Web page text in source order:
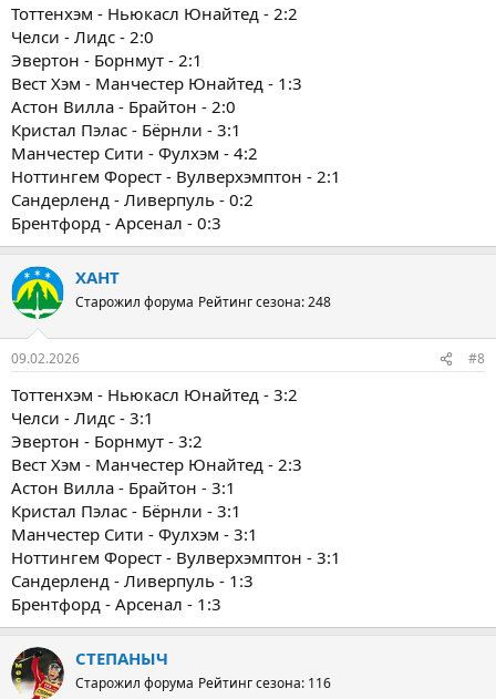
Тоттенхэм - Ньюкасл Юнайтед - 2:2
Челси - Лидс - 2:0
Эвертон - Борнмут - 2:1
Вест Хэм - Манчестер Юнайтед - 1:3
Астон Вилла - Брайтон - 2:0
Кристал Пэлас - Бёрнли - 3:1
Манчестер Сити - Фулхэм - 4:2
Ноттингем Форест - Вулверхэмптон - 2:1
Сандерленд - Ливерпуль - 0:2
Брентфорд - Арсенал - 0:3
ХАНТ
Старожил форума Рейтинг сезона: 248
09.02.2026 #8
Тоттенхэм - Ньюкасл Юнайтед - 3:2
Челси - Лидс - 3:1
Эвертон - Борнмут - 3:2
Вест Хэм - Манчестер Юнайтед - 2:3
Астон Вилла - Брайтон - 3:1
Кристал Пэлас - Бёрнли - 3:1
Манчестер Сити - Фулхэм - 3:1
Ноттингем Форест - Вулверхэмптон - 3:1
Сандерленд - Ливерпуль - 1:3
Брентфорд - Арсенал - 1:3
СТЕПАНЫЧ
Старожил форума Рейтинг сезона: 116